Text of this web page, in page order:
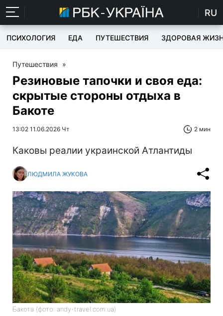
RU
ПСИХОЛОГИЯ ЕДА ПУТЕШЕСТВИЯ ЗДОРОВАЯ
Путешествия »
Резиновые тапочки и своя еда:
скрытые стороны отдыха в
Бакоте
13:02 11.06.2026 Чт 2 мин
Каковы реалии украинской Атлантиды
ЛЮДМИЛА ЖУКОВА
Бакота (фото: andy-travel.com.ua)